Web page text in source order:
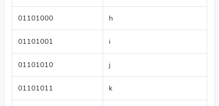
01101000 h
01101001 i
01101010 j
01101011 k